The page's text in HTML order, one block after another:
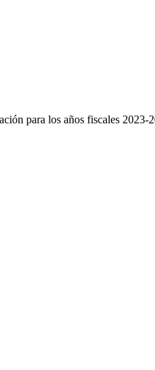
para los años fiscales 2023-